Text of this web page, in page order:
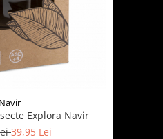
Navir
Explora Navir
39,95 Lei